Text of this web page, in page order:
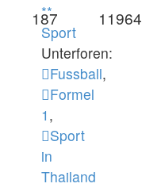
**
Sport
Unterforen:
Fussball,
Formel
1 ,
Sport
in
Thailand
187 11964